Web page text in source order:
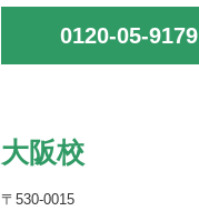
0120-05-9179
大阪校
〒530-0015